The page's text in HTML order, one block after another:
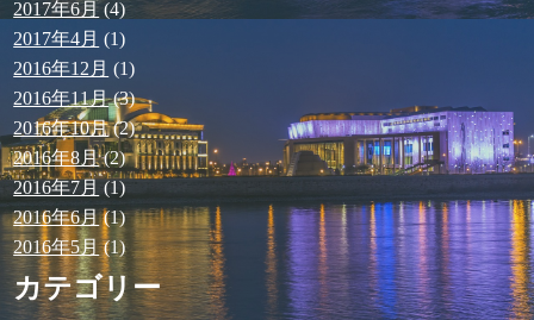
2017年6月(4)
2017年4月 (1)
2016年12月 (1)
2016年11月(3)
2016年10月(2)
2016年8月(2)
2016年7月 (1)
2016年6月(1)
2016年5月(1)
カテゴリー